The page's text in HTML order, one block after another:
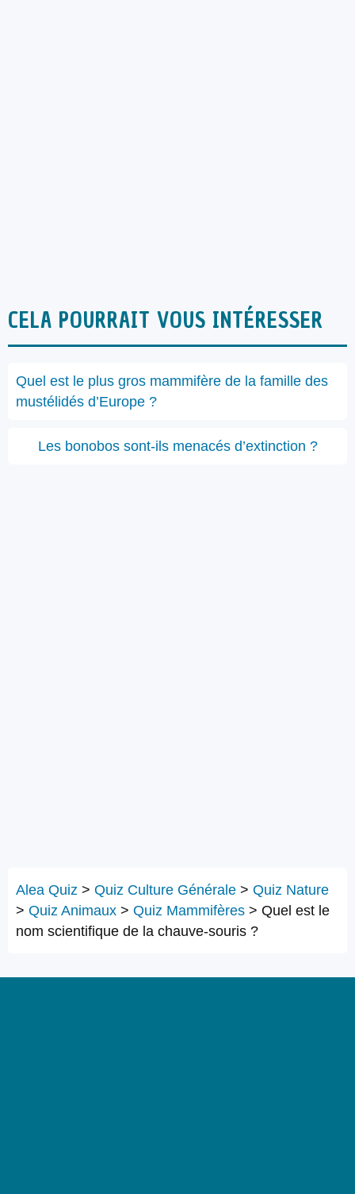
CELA POURRAIT VOUS INTÉRESSER
Quel est le plus gros mammifère de la famille des
mustélidés d’Europe ?
Les bonobos sont-ils menacés d’extinction ?
Alea Quiz > Quiz Culture Générale > Quiz Nature
> Quiz Animaux > Quiz Mammifères > Quel est le
nom scientifique de la chauve-souris ?